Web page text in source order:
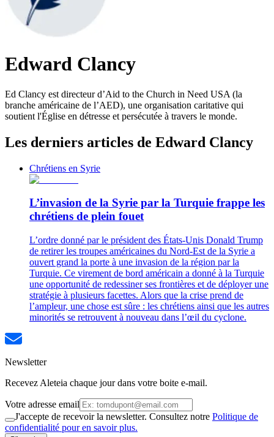
Edward Clancy
Ed Clancy est directeur d’Aid to the Church in Need USA (la
branche américaine de l’AED), une organisation caritative qui
soutient l'Église en détresse et persécutée à travers le monde.
Les derniers articles de Edward Clancy
Chrétiens en Syrie
L’invasion de la Syrie par la Turquie frappe les
chrétiens de plein fouet
L’ordre donné par le président des États-Unis Donald Trump
de retirer les troupes américaines du Nord-Est de la Syrie a
ouvert grand la porte à une invasion de la région par la
Turquie. Ce virement de bord américain a donné à la Turquie
une opportunité de redessiner ses frontières et de déployer une
stratégie à plusieurs facettes. Alors que la crise prend de
l’ampleur, une chose est sûre : les chrétiens ainsi que les autres
minorités se retrouvent à nouveau dans l’œil du cyclone.
Newsletter
Recevez Aleteia chaque jour dans votre boite e-mail.
Votre adresse email
J'accepte de recevoir la newsletter. Consultez notre Politique de
confidentialité pour en savoir plus.